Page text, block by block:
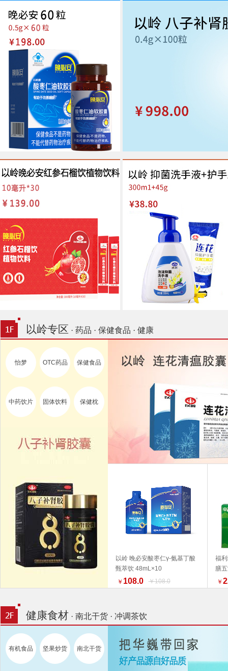
以岭专区 · 药品 · 保健食品 · 健康
怡梦 OTC药品 保健食品
中药饮片 固体饮料 保健枕
以岭 晚必安酸枣仁γ-氨基丁酸
甄萃饮 48mL×10
￥ 108.0 ￥108.0
福
膳
产
为
￥
健康食材 · 南北干货 · 冲调茶饮
有机食品 坚果炒货 南北干货